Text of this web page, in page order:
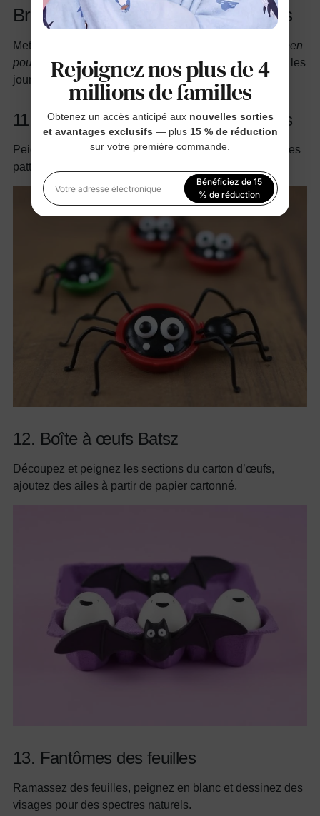
Bricolages d'Halloween pour enfants
Mettez la main à la pâte avec ces
bricolages d'Halloween
pour enfants
en utilisant des articles ménagers de tous les
jours.
11. Araignées en capsules de bouteilles
Peignez les bouchons des bouteilles en noir, ajoutez des
pattes et des yeux en cure-pipe.
12. Boîte à œufs Batsz
Découpez et peignez les sections du carton d’œufs,
ajoutez des ailes à partir de papier cartonné.
13. Fantômes des feuilles
Ramassez des feuilles, peignez en blanc et dessinez des
visages pour des spectres naturels.
Rejoignez nos plus de 4
millions de familles
Obtenez un accès anticipé aux nouvelles sorties
et avantages exclusifs — plus 15 % de réduction
sur votre première commande.
Votre adresse électronique
Bénéficiez de 15
% de réduction
confidentialité